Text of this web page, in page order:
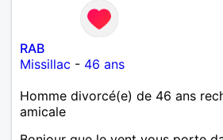
RAB
Missillac - 46 ans
Homme divorcé(e) de 46 ans
amicale